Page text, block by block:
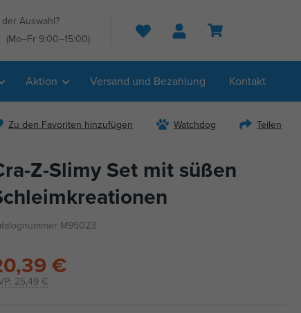
Auswahl?
(Mo–Fr 9:00–15:00) Suche
Aktion Versand und Bezahlung Kontakt
Zu den Favoriten hinzufügen Watchdog Teilen
Z-Slimy Set mit süßen
M95023
25,49 €
€